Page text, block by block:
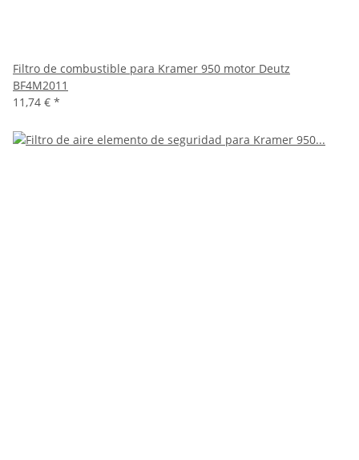
Filtro de combustible para Kramer 950 motor Deutz
BF4M2011
11,74 € *